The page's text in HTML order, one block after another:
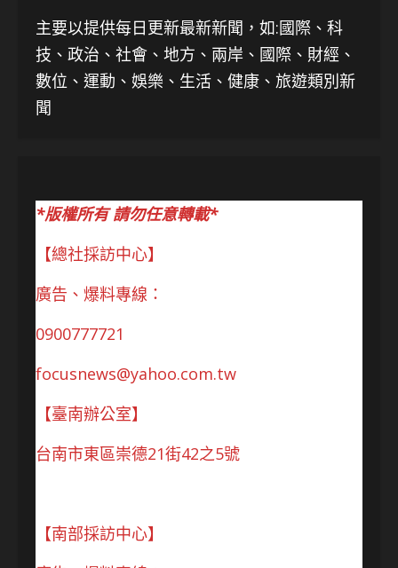
主要以提供每日更新最新新聞 ，如:國際、科
技、 政治、社會、地方、兩岸、國際、財經、
數位、運動、娛樂、生活、健康、旅遊類別新
聞
*版權所有 請勿任意轉載*
【總社採訪中心】
廣告、爆料專線：
0900777721
focusnews@yahoo.com.tw
【臺南辦公室】
台南市東區崇德21街42之5號
【南部採訪中心】